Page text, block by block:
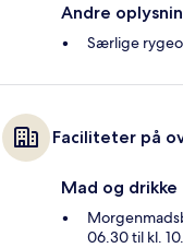
Andre
Særlige
Faciliteter på
Mad og drikke
06.30 til kl.